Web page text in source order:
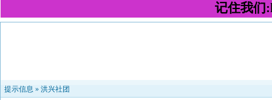
记住我们
提示信息 » 洪兴社团